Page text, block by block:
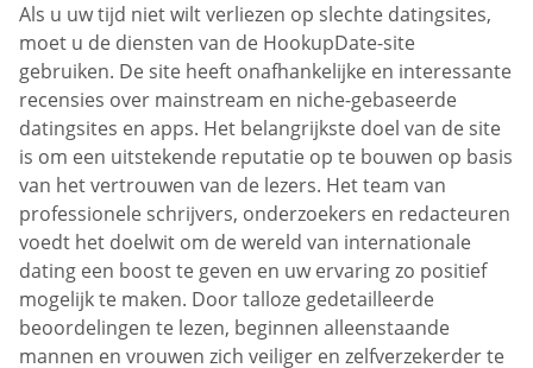
Als u uw tijd niet wilt verliezen op slechte datingsites,
moet u de diensten van de HookupDate-site
gebruiken. De site heeft onafhankelijke en interessante
recensies over mainstream en niche-gebaseerde
datingsites en apps. Het belangrijkste doel van de site
is om een uitstekende reputatie op te bouwen op basis
van het vertrouwen van de lezers. Het team van
professionele schrijvers, onderzoekers en redacteuren
voedt het doelwit om de wereld van internationale
dating een boost te geven en uw ervaring zo positief
mogelijk te maken. Door talloze gedetailleerde
beoordelingen te lezen, beginnen alleenstaande
mannen en vrouwen zich veiliger en zelfverzekerder te